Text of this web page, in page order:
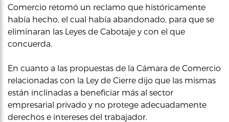
Comercio retomó un reclamo que históricamente
había hecho, el cual había abandonado, para que se
eliminaran las Leyes de Cabotaje y con el que
concuerda.
En cuanto a las propuestas de la Cámara de Comercio
relacionadas con la Ley de Cierre dijo que las mismas
están inclinadas a beneficiar más al sector
empresarial privado y no protege adecuadamente
derechos e intereses del trabajador.